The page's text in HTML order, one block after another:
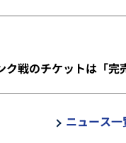
戦のチケットは「完
ニュース一